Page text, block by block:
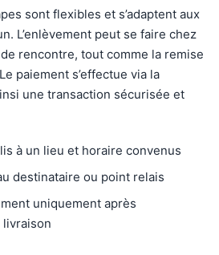
sont flexibles et s’adaptent aux
L’enlèvement peut se faire chez
rencontre, tout comme la remise
paiement s’effectue via la
une transaction sécurisée et
à un lieu et horaire convenus
destinataire ou point relais
uniquement après